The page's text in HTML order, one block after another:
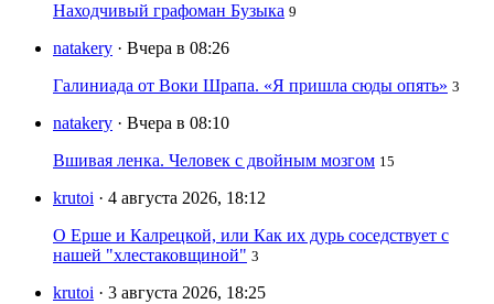
Находчивый графоман Бузыка 9
natakery · Вчера в 08:26
Галиниада от Воки Шрапа. «Я пришла сюды опять» 3
natakery · Вчера в 08:10
Вшивая ленка. Человек с двойным мозгом 15
krutoi · 4 августа 2026, 18:12
О Ерше и Калрецкой, или Как их дурь соседствует с
нашей "хлестаковщиной" 3
krutoi · 3 августа 2026, 18:25